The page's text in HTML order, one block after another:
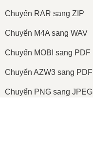
Сhuyển RAR sang ZIP
Сhuyển M4A sang WAV
Сhuyển MOBI sang PDF
Сhuyển AZW3 sang PDF
Сhuyển PNG sang JPEG